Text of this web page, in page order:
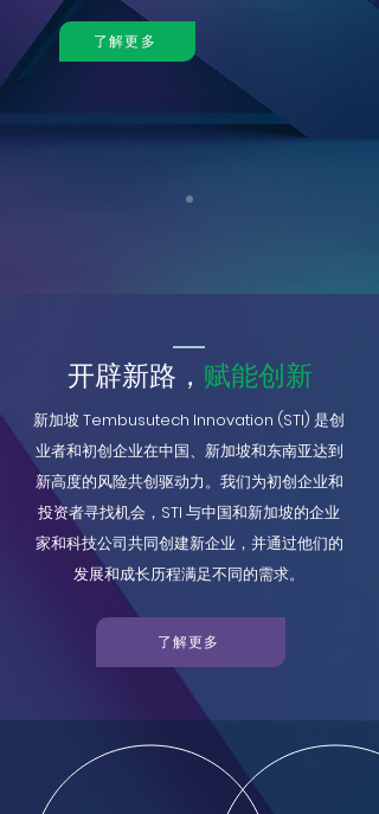
了解更多
开辟新路， 赋能创新
新加坡 Tembusutech Innovation (STI) 是创
业者和初创企业在中国、新加坡和东南亚达到
新高度的风险共创驱动力。我们为初创企业和
投资者寻找机会，STI 与中国和新加坡的企业
家和科技公司共同创建新企业，并通过他们的
发展和成长历程满足不同的需求。
了解更多